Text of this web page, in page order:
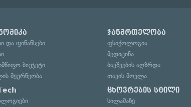
და ფინანსები
ბიუჯეტი
მეურნეობა
ჯანმრთელობა
ფსიქოლოგია
მედიცინა
ბავშვების აღზრდა
თავის მოვლა
ცხოვრების სტილი
სილამაზე